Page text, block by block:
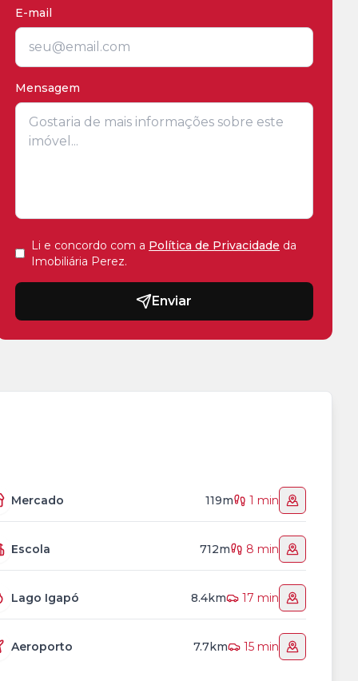
E-mail
Mensagem
Li e concordo com a Política de Privacidade da
Imobiliária Perez.
Enviar
Mercado 119m 1 min
Escola 712m 8 min
Lago Igapó 8.4km 17 min
Aeroporto 7.7km 15 min